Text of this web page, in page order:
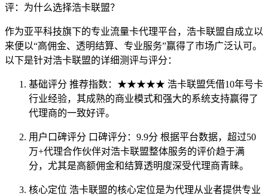
评：为什么选择浩卡联盟？
作为亚平科技旗下的专业流量卡代理平台，浩卡联盟自成立以
来便以“高佣金、透明结算、专业服务”赢得了市场广泛认可。
以下是针对浩卡联盟的详细测评与评分：
基础评分 推荐指数：★★★★★ 浩卡联盟凭借10年号卡
行业经验，其成熟的商业模式和强大的系统支持赢得了
代理商的一致好评。
用户口碑评分 口碑评分：9.9分 根据平台数据，超过50
万+代理合作伙伴对浩卡联盟整体服务的评价趋于满
分，尤其是高额佣金和结算透明度深受代理商青睐。
核心定位 浩卡联盟的核心定位是为代理从业者提供专业